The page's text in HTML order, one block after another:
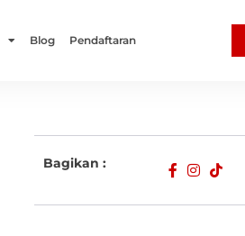
Blog Pendaftaran
Bagikan :